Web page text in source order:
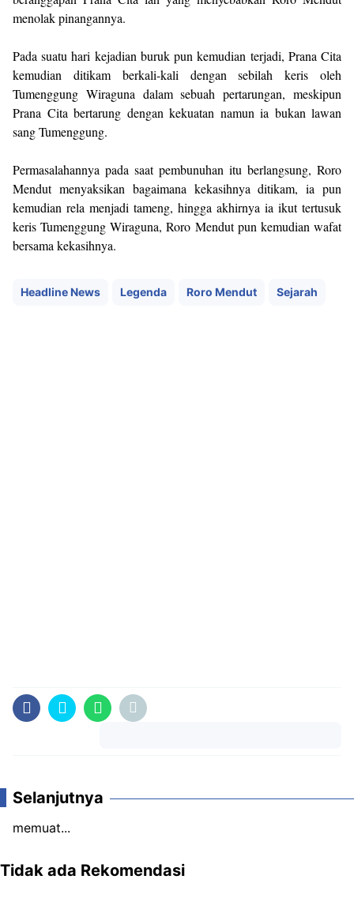
menolak pinangannya.
Pada suatu hari kejadian buruk pun kemudian terjadi, Prana Cita
kemudian ditikam berkali-kali dengan sebilah keris oleh
Tumenggung Wiraguna dalam sebuah pertarungan, meskipun
Prana Cita bertarung dengan kekuatan namun ia bukan lawan
sang Tumenggung.
Permasalahannya pada saat pembunuhan itu berlangsung, Roro
Mendut menyaksikan bagaimana kekasihnya ditikam, ia pun
kemudian rela menjadi tameng, hingga akhirnya ia ikut tertusuk
keris Tumenggung Wiraguna, Roro Mendut pun kemudian wafat
bersama kekasihnya.
Headline News Legenda Roro Mendut Sejarah
Selanjutnya
memuat...
Tidak ada Rekomendasi